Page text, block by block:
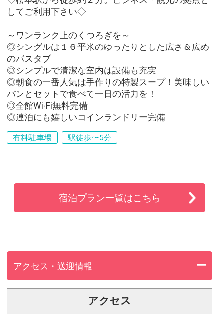
してご利用下さい◇
～ワンランク上のくつろぎを～
◎シングルは１６平米のゆったりとした広さ＆広め
のバスタブ
◎シンプルで清潔な室内は設備も充実
◎朝食の一番人気は手作りの特製スープ！美味しい
パンとセットで食べて一日の活力を！
◎全館Wi-Fi無料完備
◎連泊にも嬉しいコインランドリー完備
有料駐車場 駅徒歩〜5分
宿泊プラン一覧はこちら
アクセス・送迎情報
アクセス